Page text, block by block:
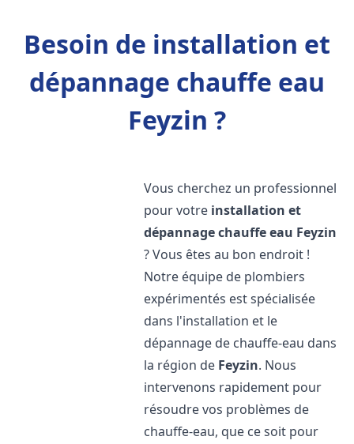
Besoin de installation et
dépannage chauffe eau
Feyzin ?
Vous cherchez un professionnel
pour votre installation et
dépannage chauffe eau Feyzin
? Vous êtes au bon endroit !
Notre équipe de plombiers
expérimentés est spécialisée
dans l'installation et le
dépannage de chauffe-eau dans
la région de Feyzin. Nous
intervenons rapidement pour
résoudre vos problèmes de
chauffe-eau, que ce soit pour